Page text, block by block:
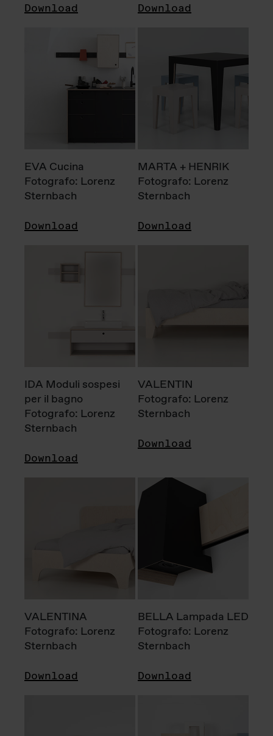
Download Download
EVA Cucina
Fotografo: Lorenz
Sternbach
Download
MARTA + HENRIK
Fotografo: Lorenz
Sternbach
Download
IDA Moduli sospesi
per il bagno
Fotografo: Lorenz
Sternbach
Download
VALENTIN
Fotografo: Lorenz
Sternbach
Download
VALENTINA
Fotografo: Lorenz
Sternbach
Download
BELLA Lampada LED
Fotografo: Lorenz
Sternbach
Download